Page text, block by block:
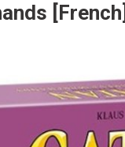
[French]